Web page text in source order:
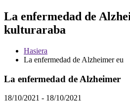
La enfermedad de
kulturaraba
Hasiera
La enfermedad de Alzheimer eu
La enfermedad de Alzheimer
18/10/2021 - 18/10/2021